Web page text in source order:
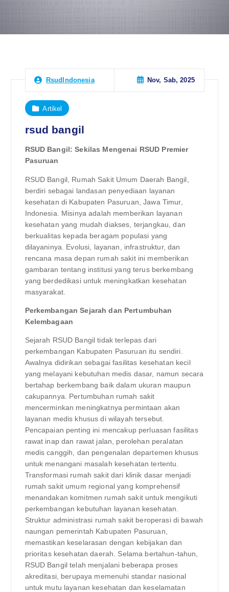
RsudIndonesia Nov, Sab, 2025
Artikel
rsud bangil
RSUD Bangil: Sekilas Mengenai RSUD Premier
Pasuruan
RSUD Bangil, Rumah Sakit Umum Daerah Bangil,
berdiri sebagai landasan penyediaan layanan
kesehatan di Kabupaten Pasuruan, Jawa Timur,
Indonesia. Misinya adalah memberikan layanan
kesehatan yang mudah diakses, terjangkau, dan
berkualitas kepada beragam populasi yang
dilayaninya. Evolusi, layanan, infrastruktur, dan
rencana masa depan rumah sakit ini memberikan
gambaran tentang institusi yang terus berkembang
yang berdedikasi untuk meningkatkan kesehatan
masyarakat.
Perkembangan Sejarah dan Pertumbuhan
Kelembagaan
Sejarah RSUD Bangil tidak terlepas dari
perkembangan Kabupaten Pasuruan itu sendiri.
Awalnya didirikan sebagai fasilitas kesehatan kecil
yang melayani kebutuhan medis dasar, namun secara
bertahap berkembang baik dalam ukuran maupun
cakupannya. Pertumbuhan rumah sakit
mencerminkan meningkatnya permintaan akan
layanan medis khusus di wilayah tersebut.
Pencapaian penting ini mencakup perluasan fasilitas
rawat inap dan rawat jalan, perolehan peralatan
medis canggih, dan pengenalan departemen khusus
untuk menangani masalah kesehatan tertentu.
Transformasi rumah sakit dari klinik dasar menjadi
rumah sakit umum regional yang komprehensif
menandakan komitmen rumah sakit untuk mengikuti
perkembangan kebutuhan layanan kesehatan.
Struktur administrasi rumah sakit beroperasi di bawah
naungan pemerintah Kabupaten Pasuruan,
memastikan keselarasan dengan kebijakan dan
prioritas kesehatan daerah. Selama bertahun-tahun,
RSUD Bangil telah menjalani beberapa proses
akreditasi, berupaya memenuhi standar nasional
untuk mutu layanan kesehatan dan keselamatan